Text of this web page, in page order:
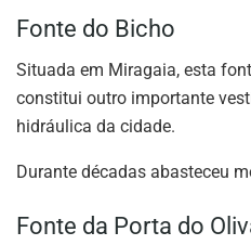
Fonte do Bicho
Situada em Miragaia, esta
constitui outro importante
hidráulica da cidade.
Durante décadas abasteceu
Fonte da Porta do